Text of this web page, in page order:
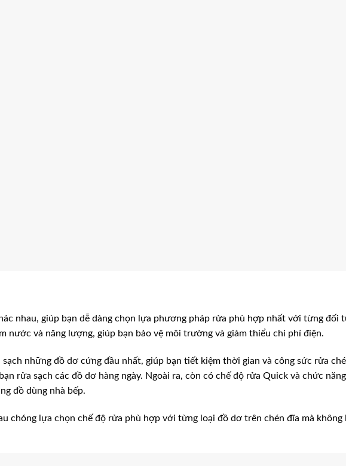
nhau, giúp bạn dễ dàng chọn lựa phương pháp rửa phù hợp nhất với từng đối
nước và năng lượng, giúp bạn bảo vệ môi trường và giảm thiểu chi phí điện.
những đồ dơ cứng đầu nhất, giúp bạn tiết kiệm thời gian và công sức rửa
rửa sạch các đồ dơ hàng ngày. Ngoài ra, còn có chế độ rửa Quick và chức năng
đồ dùng nhà bếp.
chóng lựa chọn chế độ rửa phù hợp với từng loại đồ dơ trên chén đĩa mà không